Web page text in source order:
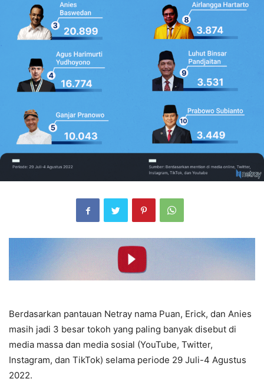
Berdasarkan pantauan Netray nama Puan, Erick, dan Anies
masih jadi 3 besar tokoh yang paling banyak disebut di
media massa dan media sosial (YouTube, Twitter,
Instagram, dan TikTok) selama periode 29 Juli-4 Agustus
2022.